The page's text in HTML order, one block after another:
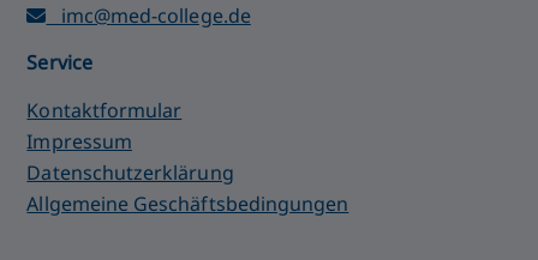
imc@med-college.de
Service
Kontaktformular
Impressum
Datenschutzerklärung
Allgemeine Geschäftsbedingungen